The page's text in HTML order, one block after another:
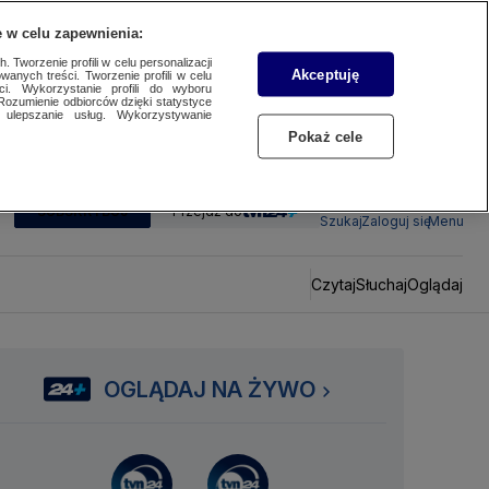
SUBSKRYBUJ Przejdź do
SzukajZaloguj sięMenu
CzytajSłuchajOglądaj
OGLĄDAJ NA ŻYWO
w celu zapewnienia:
Tworzenie profili w celu personalizacji
treści. Tworzenie profili w celu
Wykorzystanie profili do wyboru
odbiorców dzięki statystyce
usług. Wykorzystywanie
Akceptuję
Pokaż cele